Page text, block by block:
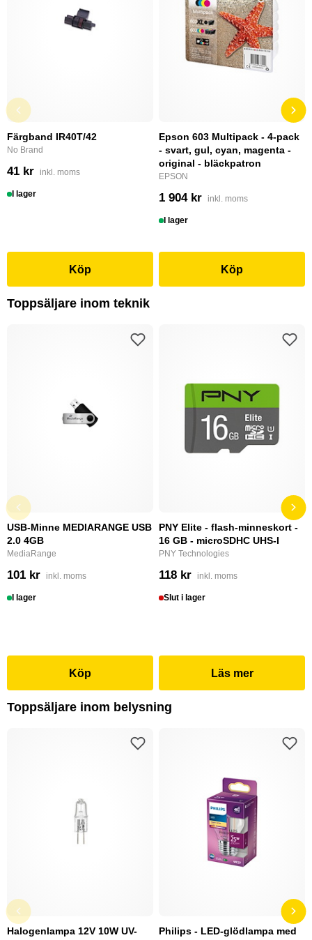
Färgband IR40T/42
No Brand
41 kr inkl. moms
I lager
Köp
Epson 603 Multipack - 4-pack
- svart, gul, cyan, magenta -
original - bläckpatron
EPSON
1 904 kr inkl. moms
I lager
Köp
Toppsäljare inom teknik
USB-Minne MEDIARANGE USB
2.0 4GB
MediaRange
101 kr inkl. moms
I lager
Köp
PNY Elite - flash-minneskort -
16 GB - microSDHC UHS-I
PNY Technologies
118 kr inkl. moms
Slut i lager
Läs mer
Toppsäljare inom belysning
Halogenlampa 12V 10W UV-
Philips - LED-glödlampa med